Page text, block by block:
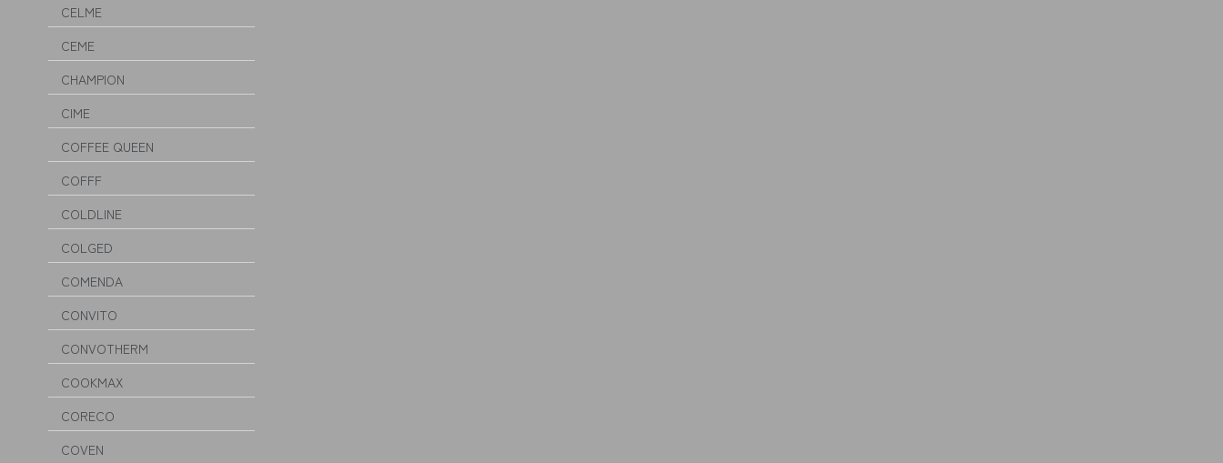
CELME
CEME
CHAMPION
CIME
COFFEE QUEEN
COFFF
COLDLINE
COLGED
COMENDA
CONVITO
CONVOTHERM
COOKMAX
CORECO
COVEN